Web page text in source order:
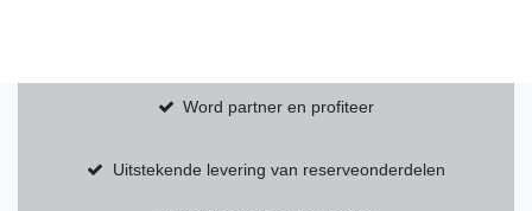
Word partner en profiteer
Uitstekende levering van reserveonderdelen